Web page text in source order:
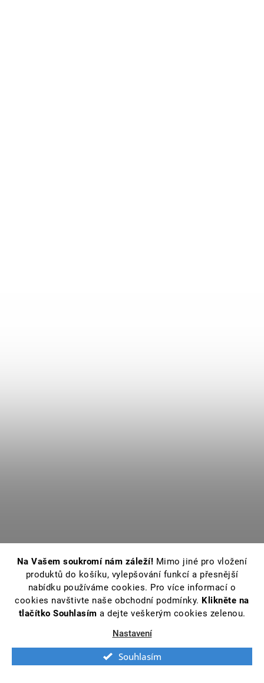
Na Vašem soukromí nám záleží! Mimo jiné pro vložení
produktů do košíku, vylepšování funkcí a přesnější
nabídku používáme cookies. Pro více informací o
cookies navštivte naše obchodní podmínky. Klikněte na
tlačítko Souhlasím a dejte veškerým cookies zelenou.
Nastavení
Souhlasím